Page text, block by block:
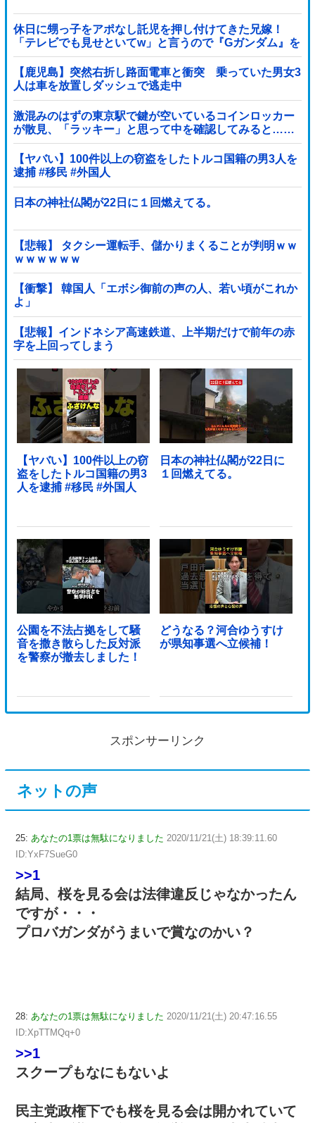
休日に甥っ子をアポなし託児を押し付けてきた兄嫁！
「テレビでも見せといてw」と言うので『Gガンダム』を
一気見させた結果……甥っ子が重度の中二病を発症して
家で大暴れｗｗ
【鹿児島】突然右折し路面電車と衝突 乗っていた男女3
人は車を放置しダッシュで逃走中
激混みのはずの東京駅で鍵が空いているコインロッカー
が散見、「ラッキー」と思って中を確認してみると……
【ヤバい】100件以上の窃盗をしたトルコ国籍の男3人を
逮捕 #移民 #外国人
日本の神社仏閣が22日に１回燃えてる。
【悲報】 タクシー運転手、儲かりまくることが判明ｗｗ
ｗｗｗｗｗｗ
【衝撃】 韓国人「エボシ御前の声の人、若い頃がこれか
よ」
【悲報】インドネシア高速鉄道、上半期だけで前年の赤
字を上回ってしまう
wwwwwwwwwwwwwwwwwwwwwwwwwwwwwwwwww
wwwwwwwwwww他
【ヤバい】100件以上の窃
盗をしたトルコ国籍の男3
人を逮捕 #移民 #外国人
日本の神社仏閣が22日に
１回燃えてる。
公園を不法占拠をして騒
音を撒き散らした反対派
を警察が撤去しました！
どうなる？河合ゆうすけ
が県知事選へ立候補！
スポンサーリンク
ネットの声
25: あなたの1票は無駄になりました 2020/11/21(土) 18:39:11.60
ID:YxF7SueG0
>>1
結局、桜を見る会は法律違反じゃなかったん
ですが・・・
プロバガンダがうまいで賞なのかい？
28: あなたの1票は無駄になりました 2020/11/21(土) 20:47:16.55
ID:XpTTMQq+0
>>1
スクープもなにもないよ
民主党政権下でも桜を見る会は開かれていて